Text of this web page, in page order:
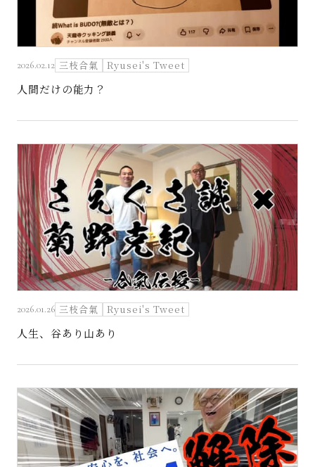
2026.02.12 三枝合氣 Ryusei's Tweet
人間だけの能力？
2026.01.26 三枝合氣 Ryusei's Tweet
人生、谷あり山あり